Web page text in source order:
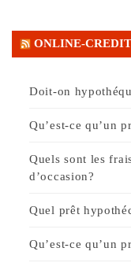
ONLINE-
Doit-on
Qu’est-ce qu’un
Quels sont les
d’occasion?
Quel prêt
Qu’est-ce qu’un